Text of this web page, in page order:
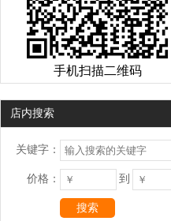
手机扫描二维码
店内搜索
关键字：
价格： 到
搜索